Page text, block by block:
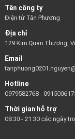
Tên công ty
Điện tử Tân Phương
Địa chỉ
129 Kim Quan Thượng,
Email
Hotline
0979582768 -
Thời gian hỗ trợ
08:30 - 21:30 các ngày